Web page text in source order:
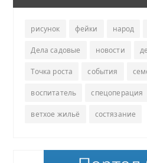
рисунок фейки народ
Дела садовые новости
Точка роста события
воспитатель спецоперация
ветхое жильё состязание